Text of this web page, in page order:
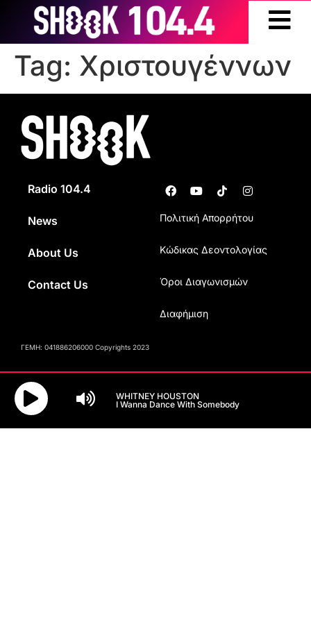
Tag: Χριστουγέννων
Radio 104.4
News
About Us
Contact Us
Πολιτική Απορρήτου
Κώδικας Δεοντολογίας
Όροι Διαγωνισμών
Διαφήμιση
ΓΕΜΗ: 041886206000 Copyrights 2023
WHITNEY HOUSTON
I Wanna Dance With Somebody